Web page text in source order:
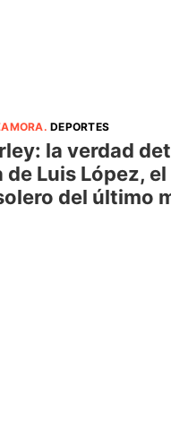
.DEPORTES
la verdad
Luis López,
del último